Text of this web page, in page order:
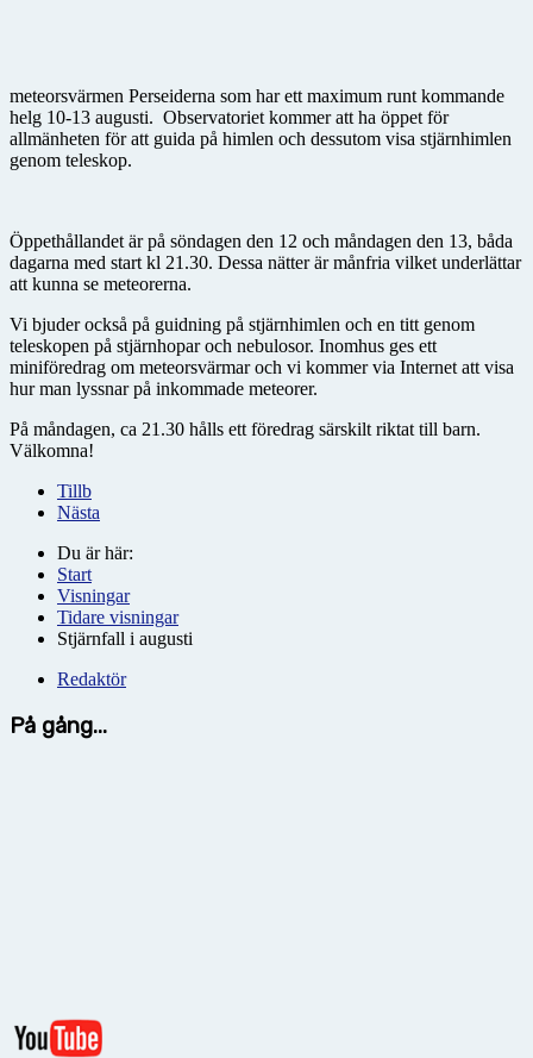
meteorsvärmen Perseiderna som har ett maximum runt kommande
helg 10-13 augusti. Observatoriet kommer att ha öppet för
allmänheten för att guida på himlen och dessutom visa stjärnhimlen
genom teleskop.
Öppethållandet är på söndagen den 12 och måndagen den 13, båda
dagarna med start kl 21.30. Dessa nätter är månfria vilket underlättar
att kunna se meteorerna.
Vi bjuder också på guidning på stjärnhimlen och en titt genom
teleskopen på stjärnhopar och nebulosor. Inomhus ges ett
miniföredrag om meteorsvärmar och vi kommer via Internet att visa
hur man lyssnar på inkommade meteorer.
På måndagen, ca 21.30 hålls ett föredrag särskilt riktat till barn.
Välkomna!
Tillb
Nästa
Du är här:
Start
Visningar
Tidare visningar
Stjärnfall i augusti
Redaktör
På gång...